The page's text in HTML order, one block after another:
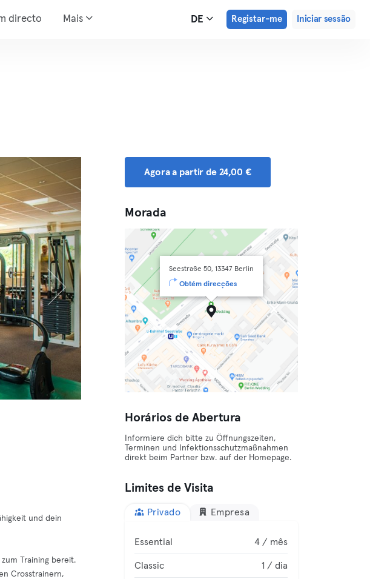
directo Mais DE Registar-me Iniciar sessão
und dein
Training bereit.
Crosstrainern,
Agora a partir de 24,00 €
Morada
Seestraße 50, 13347 Berlin
Obtém direcções
Horários de Abertura
Informiere dich bitte zu Öffnungszeiten,
Terminen und Infektionsschutzmaßnahmen
direkt beim Partner bzw. auf der Homepage.
Limites de Visita
Privado Empresa
Essential 4 / mês
Classic 1 / dia